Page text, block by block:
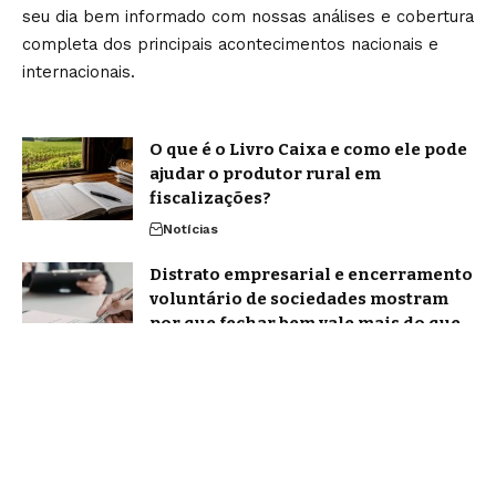
seu dia bem informado com nossas análises e cobertura
completa dos principais acontecimentos nacionais e
internacionais.
O que é o Livro Caixa e como ele pode
ajudar o produtor rural em
fiscalizações?
Notícias
Distrato empresarial e encerramento
voluntário de sociedades mostram
por que fechar bem vale mais do que